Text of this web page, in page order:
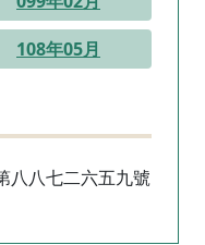
108年05月
八八七二六五九號